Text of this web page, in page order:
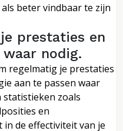
beter vindbaar te zijn
prestaties en
nodig.
regelmatig je prestaties
aan te passen waar
zoals
en
in de effectiviteit van je